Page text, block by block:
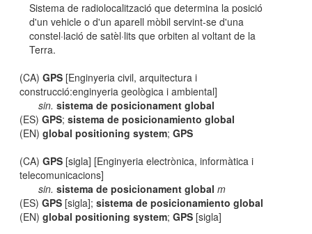
Sistema de radiolocalització que determina la posició
d'un vehicle o d'un aparell mòbil servint-se d'una
constel·lació de satèl·lits que orbiten al voltant de la
Terra.
(CA)GPS [Enginyeria civil, arquitectura i
construcció:enginyeria geològica i ambiental]
sin. sistema de posicionament global
(ES)GPS;sistema de posicionamiento global
(EN)global positioning system;GPS
(CA)GPS [sigla] [Enginyeria electrònica, informàtica i
telecomunicacions]
sin. sistema de posicionament global m
(ES)GPS [sigla];sistema de posicionamiento global
(EN)global positioning system;GPS [sigla]